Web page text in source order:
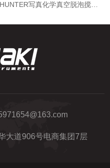
写真化学真空脱泡搅拌机玉科精品
大道906号电商集团7层